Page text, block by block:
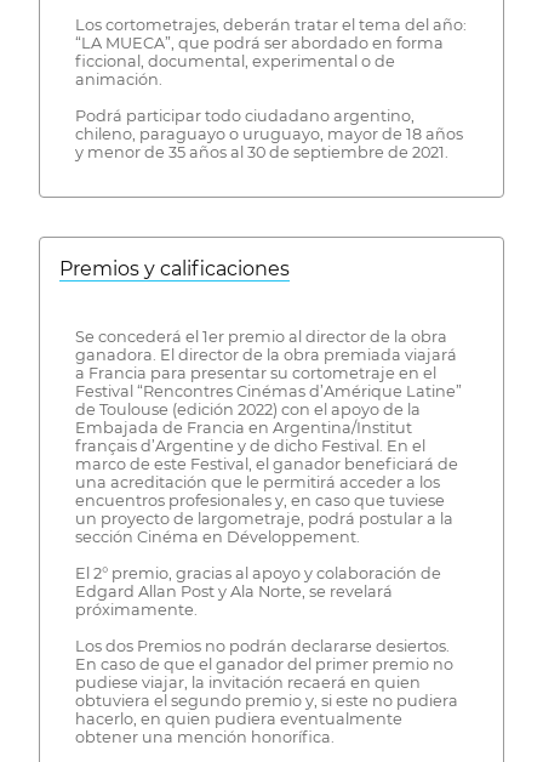
Los cortometrajes, deberán tratar el tema del año:
“LA MUECA”, que podrá ser abordado en forma
ficcional, documental, experimental o de
animación.
Podrá participar todo ciudadano argentino,
chileno, paraguayo o uruguayo, mayor de 18 años
y menor de 35 años al 30 de septiembre de 2021.
Premios y calificaciones
Se concederá el 1er premio al director de la obra
ganadora. El director de la obra premiada viajará
a Francia para presentar su cortometraje en el
Festival “Rencontres Cinémas d’Amérique Latine”
de Toulouse (edición 2022) con el apoyo de la
Embajada de Francia en Argentina/Institut
français d’Argentine y de dicho Festival. En el
marco de este Festival, el ganador beneficiará de
una acreditación que le permitirá acceder a los
encuentros profesionales y, en caso que tuviese
un proyecto de largometraje, podrá postular a la
sección Cinéma en Développement.
El 2° premio, gracias al apoyo y colaboración de
Edgard Allan Post y Ala Norte, se revelará
próximamente.
Los dos Premios no podrán declararse desiertos.
En caso de que el ganador del primer premio no
pudiese viajar, la invitación recaerá en quien
obtuviera el segundo premio y, si este no pudiera
hacerlo, en quien pudiera eventualmente
obtener una mención honorífica.